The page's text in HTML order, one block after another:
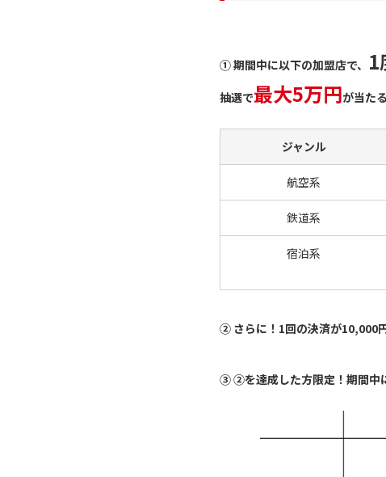
➀ 期間中に以下の加盟店で、 1
抽選で最大5万円が当た
ジャンル
航空系
鉄道系
宿泊系
➁ さらに！1回の決済が10,000
➂ ➁を達成した方限定！期間中